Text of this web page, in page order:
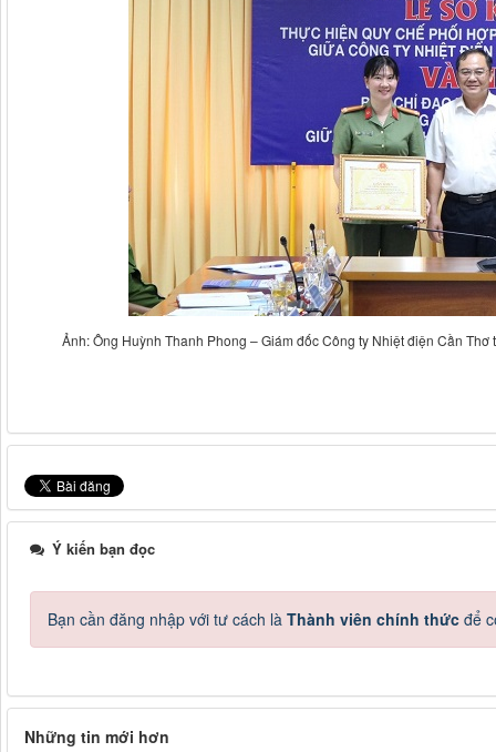
Ảnh: Ông Huỳnh Thanh Phong – Giám đốc Công ty Nhiệt điện Cần
Ý kiến bạn đọc
Bạn cần đăng nhập với tư cách là Thành viên chính thức để
Những tin mới hơn